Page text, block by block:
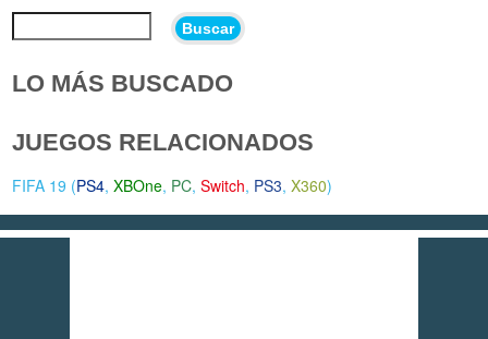
Buscar
LO MÁS BUSCADO
JUEGOS RELACIONADOS
FIFA 19 (PS4,XBOne, PC,Switch, PS3,X360)